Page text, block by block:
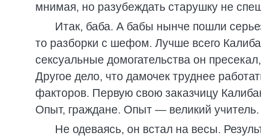
мнимая, но разубеждать старушку не
Итак, баба. А бабы нынче пошли
то разборки с шефом. Лучше всего
сексуальные домогательства он
Другое дело, что дамочек труднее
факторов. Первую свою заказчицу
Опыт, граждане. Опыт — великий учитель.
Не одеваясь, он встал на весы.